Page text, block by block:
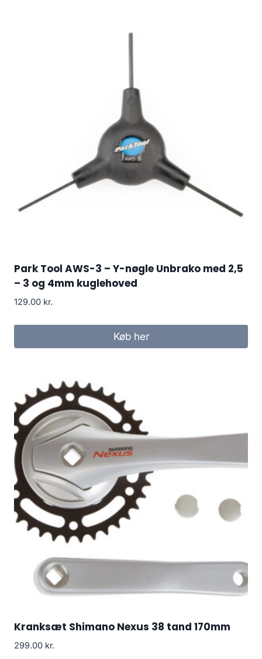
Park Tool AWS-3 – Y-nøgle Unbrako med 2,5
– 3 og 4mm kuglehoved
129.00 kr.
Køb her
Kranksæt Shimano Nexus 38 tand 170mm
299.00 kr.